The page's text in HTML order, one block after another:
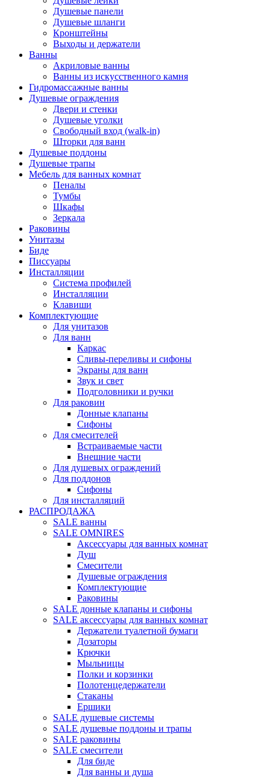
Душевые панели
Душевые шланги
Кронштейны
Выходы и держатели
Ванны
Акриловые ванны
Ванны из искусственного камня
Гидромассажные ванны
Душевые ограждения
Двери и стенки
Душевые уголки
Свободный вход (walk-in)
Шторки для ванн
Душевые поддоны
Душевые трапы
Мебель для ванных комнат
Пеналы
Тумбы
Шкафы
Зеркала
Раковины
Унитазы
Биде
Писсуары
Инсталляции
Система профилей
Инсталляции
Клавиши
Комплектующие
Для унитазов
Для ванн
Каркас
Сливы-переливы и сифоны
Экраны для ванн
Звук и свет
Подголовники и ручки
Для раковин
Донные клапаны
Сифоны
Для смесителей
Встраиваемые части
Внешние части
Для душевых ограждений
Для поддонов
Сифоны
Для инсталляций
РАСПРОДАЖА
SALE ванны
SALE OMNIRES
Аксессуары для ванных комнат
Душ
Смесители
Душевые ограждения
Комплектующие
Раковины
SALE донные клапаны и сифоны
SALE аксессуары для ванных комнат
Держатели туалетной бумаги
Дозаторы
Крючки
Мыльницы
Полки и корзинки
Полотенцедержатели
Стаканы
Ершики
SALE душевые системы
SALE душевые поддоны и трапы
SALE раковины
SALE смесители
Для биде
Для ванны и душа